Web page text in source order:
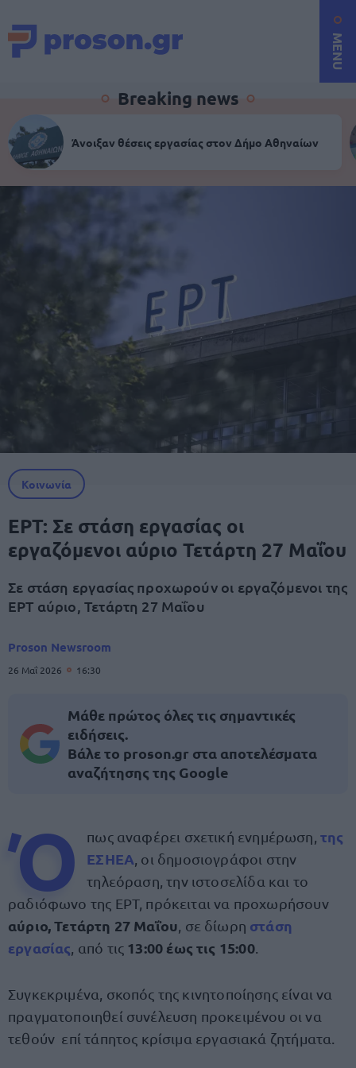
MENU
Breaking news
Άνοιξαν θέσεις εργασίας στον Δήμο Αθηναίων
Κοινωνία
ΕΡΤ: Σε στάση εργασίας οι
εργαζόμενοι αύριο Τετάρτη 27 Μαΐου
Σε στάση εργασίας προχωρούν οι εργαζόμενοι της
ΕΡΤ αύριο, Τετάρτη 27 Μαΐου
Proson Newsroom
26 Μαΐ 2026 16:30
Μάθε πρώτος όλες τις σημαντικές
ειδήσεις.
Βάλε το proson.gr στα αποτελέσματα
αναζήτησης της Google
Ό πως αναφέρει σχετική ενημέρωση, της
ΕΣΗΕΑ , οι δημοσιογράφοι στην
τηλεόραση, την ιστοσελίδα και το
ραδιόφωνο της ΕΡΤ, πρόκειται να προχωρήσουν
αύριο, Τετάρτη 27 Μαΐου , σε δίωρη στάση
εργασίας , από τις 13:00 έως τις 15:00.
Συγκεκριμένα, σκοπός της κινητοποίησης είναι να
πραγματοποιηθεί συνέλευση προκειμένου οι να
τεθούν επί τάπητος κρίσιμα εργασιακά ζητήματα.